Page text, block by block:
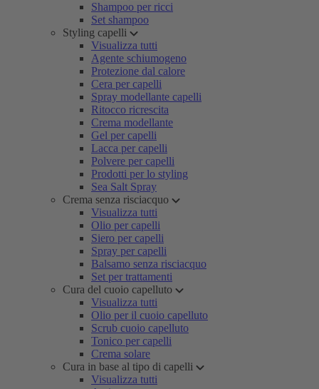
Shampoo per ricci
Set shampoo
Styling capelli
Visualizza tutti
Agente schiumogeno
Protezione dal calore
Cera per capelli
Spray modellante capelli
Ritocco ricrescita
Crema modellante
Gel per capelli
Lacca per capelli
Polvere per capelli
Prodotti per lo styling
Sea Salt Spray
Crema senza risciacquo
Visualizza tutti
Olio per capelli
Siero per capelli
Spray per capelli
Balsamo senza risciacquo
Set per trattamenti
Cura del cuoio capelluto
Visualizza tutti
Olio per il cuoio capelluto
Scrub cuoio capelluto
Tonico per capelli
Crema solare
Cura in base al tipo di capelli
Visualizza tutti